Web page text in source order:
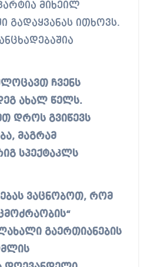
გადაყვანას ითხოვს.
ჩვენს
ახალ წელს.
დროს გვიწევს
მაგრამ
სპექტაკლს
ვაცნობოთ, რომ
გაერთიანების